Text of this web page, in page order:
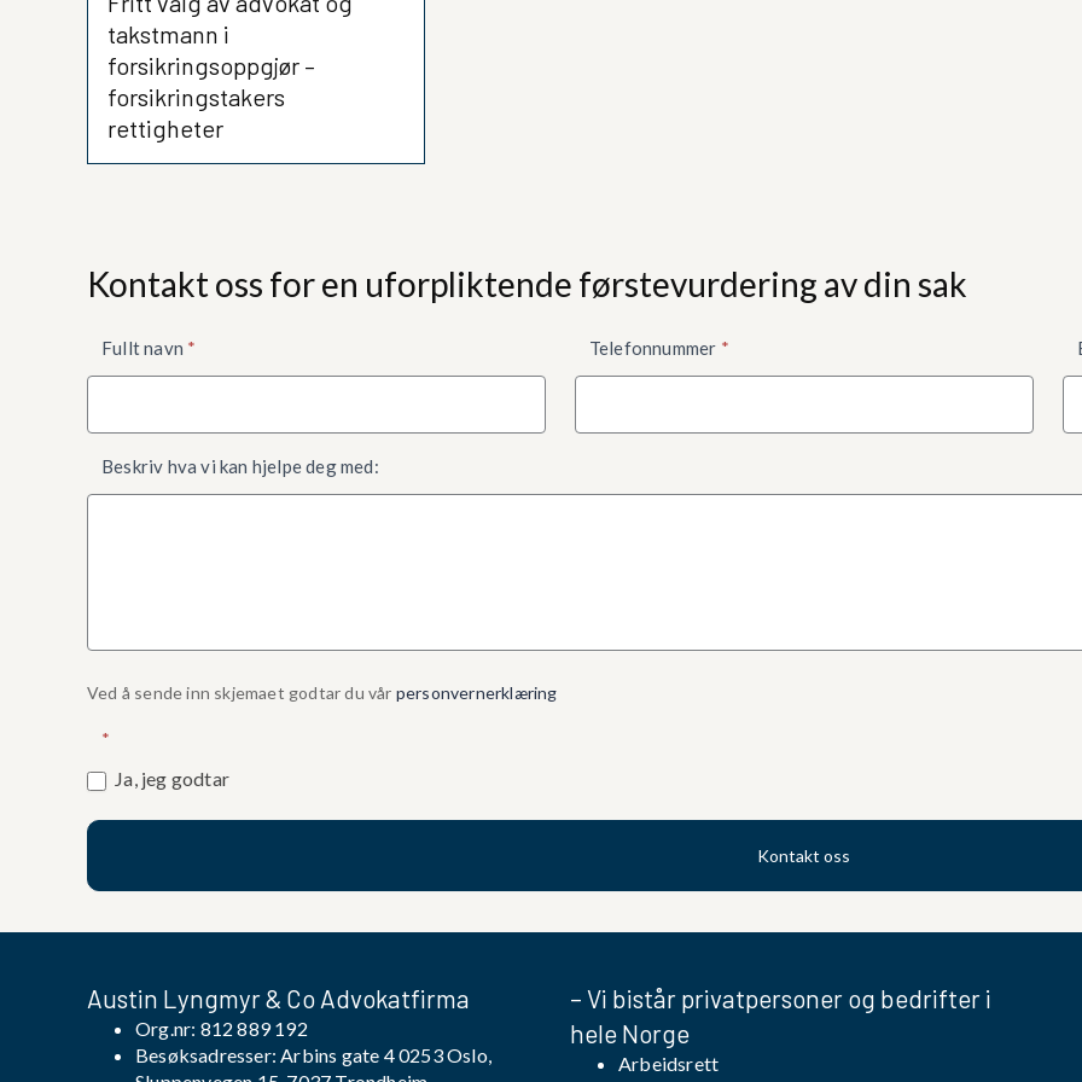
takstmann i
forsikringsoppgjør –
forsikringstakers
rettigheter
Kontakt oss for en uforpliktende førstevurdering av din sak
nede
Fullt navn * Telefonnummer *
Beskriv hva vi kan hjelpe deg med:
Ved å sende inn skjemaet godtar du vår personvernerklæring
*
Ja, jeg godtar
Kontakt oss
Austin Lyngmyr & Co Advokatfirma
Org.nr: 812 889 192
Besøksadresser: Arbins gate 4 0253 Oslo,
– Vi bistår privatpersoner og bedrifter i
hele Norge
Arbeidsrett